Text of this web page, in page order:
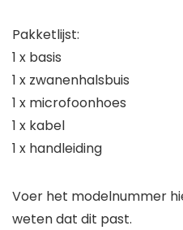
Pakketlijst:
1 x basis
1 x zwanenhalsbuis
1 x microfoonhoes
1 x kabel
1 x handleiding
Voer het modelnummer
weten dat dit past.